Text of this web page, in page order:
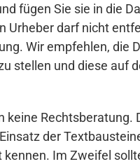
fügen Sie sie in die
Urheber darf nicht
Wir empfehlen, die
stellen und diese auf
Rechtsberatung.
der
Im Zweifel